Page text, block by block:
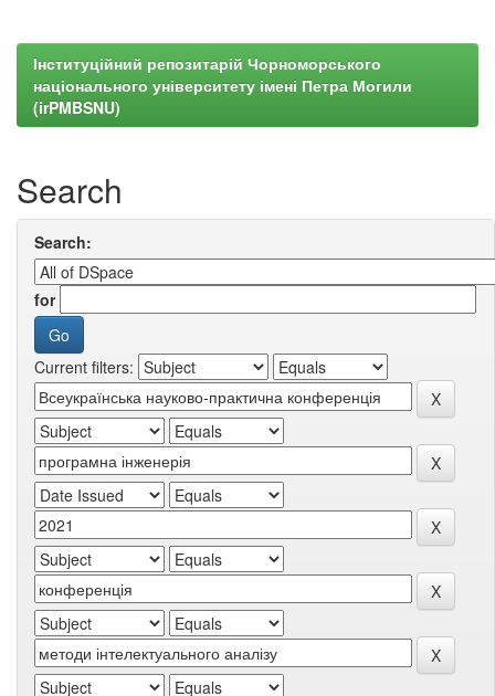
Інституційний репозитарій Чорноморського
національного університету імені Петра Могили
(irPMBSNU)
Search
Search:
for
Current filters: